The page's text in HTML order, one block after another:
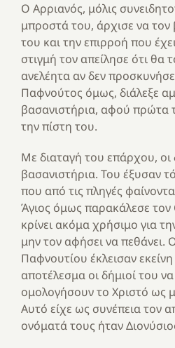
Ο Αρριανός, μόλις
μπροστά του, άρχισε να τον
του και την επιρροή που
στιγμή τον απείλησε ότι θα
ανελέητα αν δεν
Παφνούτος όμως, διάλεξε
βασανιστήρια, αφού πρώτα
την πίστη του.
Με διαταγή του επάρχου, οι
βασανιστήρια. Του έξυσαν
που από τις πληγές
Άγιος όμως παρακάλεσε
κρίνει ακόμα χρήσιμο για
μην τον αφήσει να πεθάνει.
Παφνουτίου έκλεισαν
αποτέλεσμα οι δήμιοί του
ομολογήσουν το Χριστό ως
Αυτό είχε ως συνέπεια τον
ονόματά τους ήταν